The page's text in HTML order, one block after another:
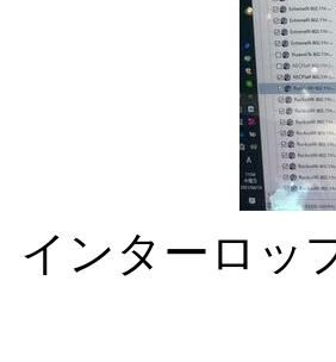
インターロッ